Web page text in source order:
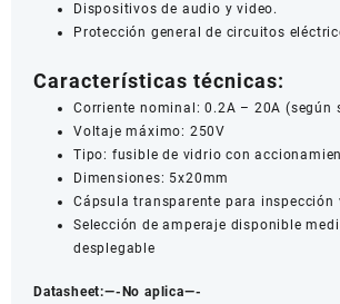
Dispositivos de audio y video.
Protección general de circuitos
Características técnicas:
Corriente nominal: 0.2A – 20A (según
Voltaje máximo: 250V
Tipo: fusible de vidrio con
Dimensiones: 5x20mm
Cápsula transparente para inspección
Selección de amperaje disponible
desplegable
Datasheet:—-No aplica—-